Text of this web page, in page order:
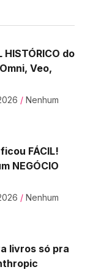
do
Veo,
Nenhum
ficou FÁCIL!
NEGÓCIO
Nenhum
livros só pra